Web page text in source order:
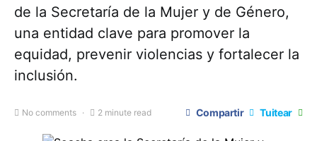
de la Secretaría de la Mujer y de Género,
una entidad clave para promover la
equidad, prevenir violencias y fortalecer la
inclusión.
No comments 2 minute read Compartir Tuitear